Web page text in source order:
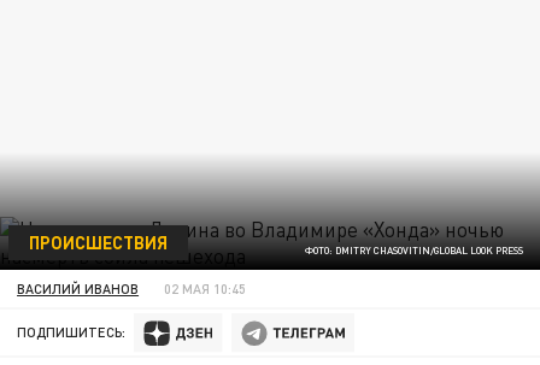
ФОТО: DMITRY CHASOVITIN/GLOBAL LOOK PRESS
ПРОИСШЕСТВИЯ
ВАСИЛИЙ ИВАНОВ 02 МАЯ 10:45
ПОДПИШИТЕСЬ: